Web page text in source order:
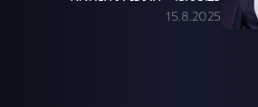
15.8.2025